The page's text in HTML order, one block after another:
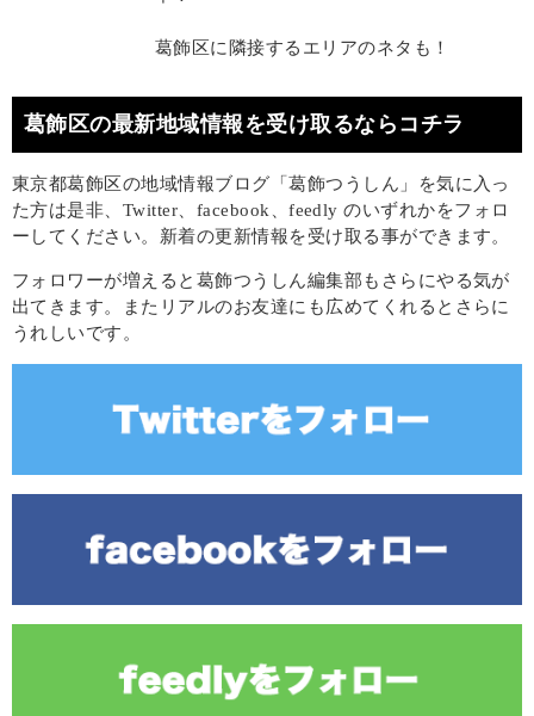
葛飾区に隣接するエリアのネタも！
葛飾区の最新地域情報を受け取るならコチラ
東京都葛飾区の地域情報ブログ「葛飾つうしん」を気に入っ
た方は是非、Twitter、facebook、feedly のいずれかをフォロ
ーしてください。新着の更新情報を受け取る事ができます。
フォロワーが増えると葛飾つうしん編集部もさらにやる気が
出てきます。またリアルのお友達にも広めてくれるとさらに
うれしいです。